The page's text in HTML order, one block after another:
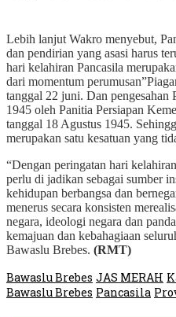
Lebih lanjut Wakro menyebut,
dan pendirian yang asasi harus
hari kelahiran Pancasila
dari momentum
tanggal 22 juni. Dan pengesahan
1945 oleh Panitia Persiapan
tanggal 18 Agustus 1945.
merupakan satu kesatuan yang
“Dengan peringatan hari
perlu di jadikan sebagai sumber
kehidupan berbangsa dan
menerus secara konsisten
negara, ideologi negara dan
kemajuan dan kebahagiaan
Bawaslu Brebes. (RMT)
Bawaslu Brebes JAS MERAH
Bawaslu Brebes Pancasila